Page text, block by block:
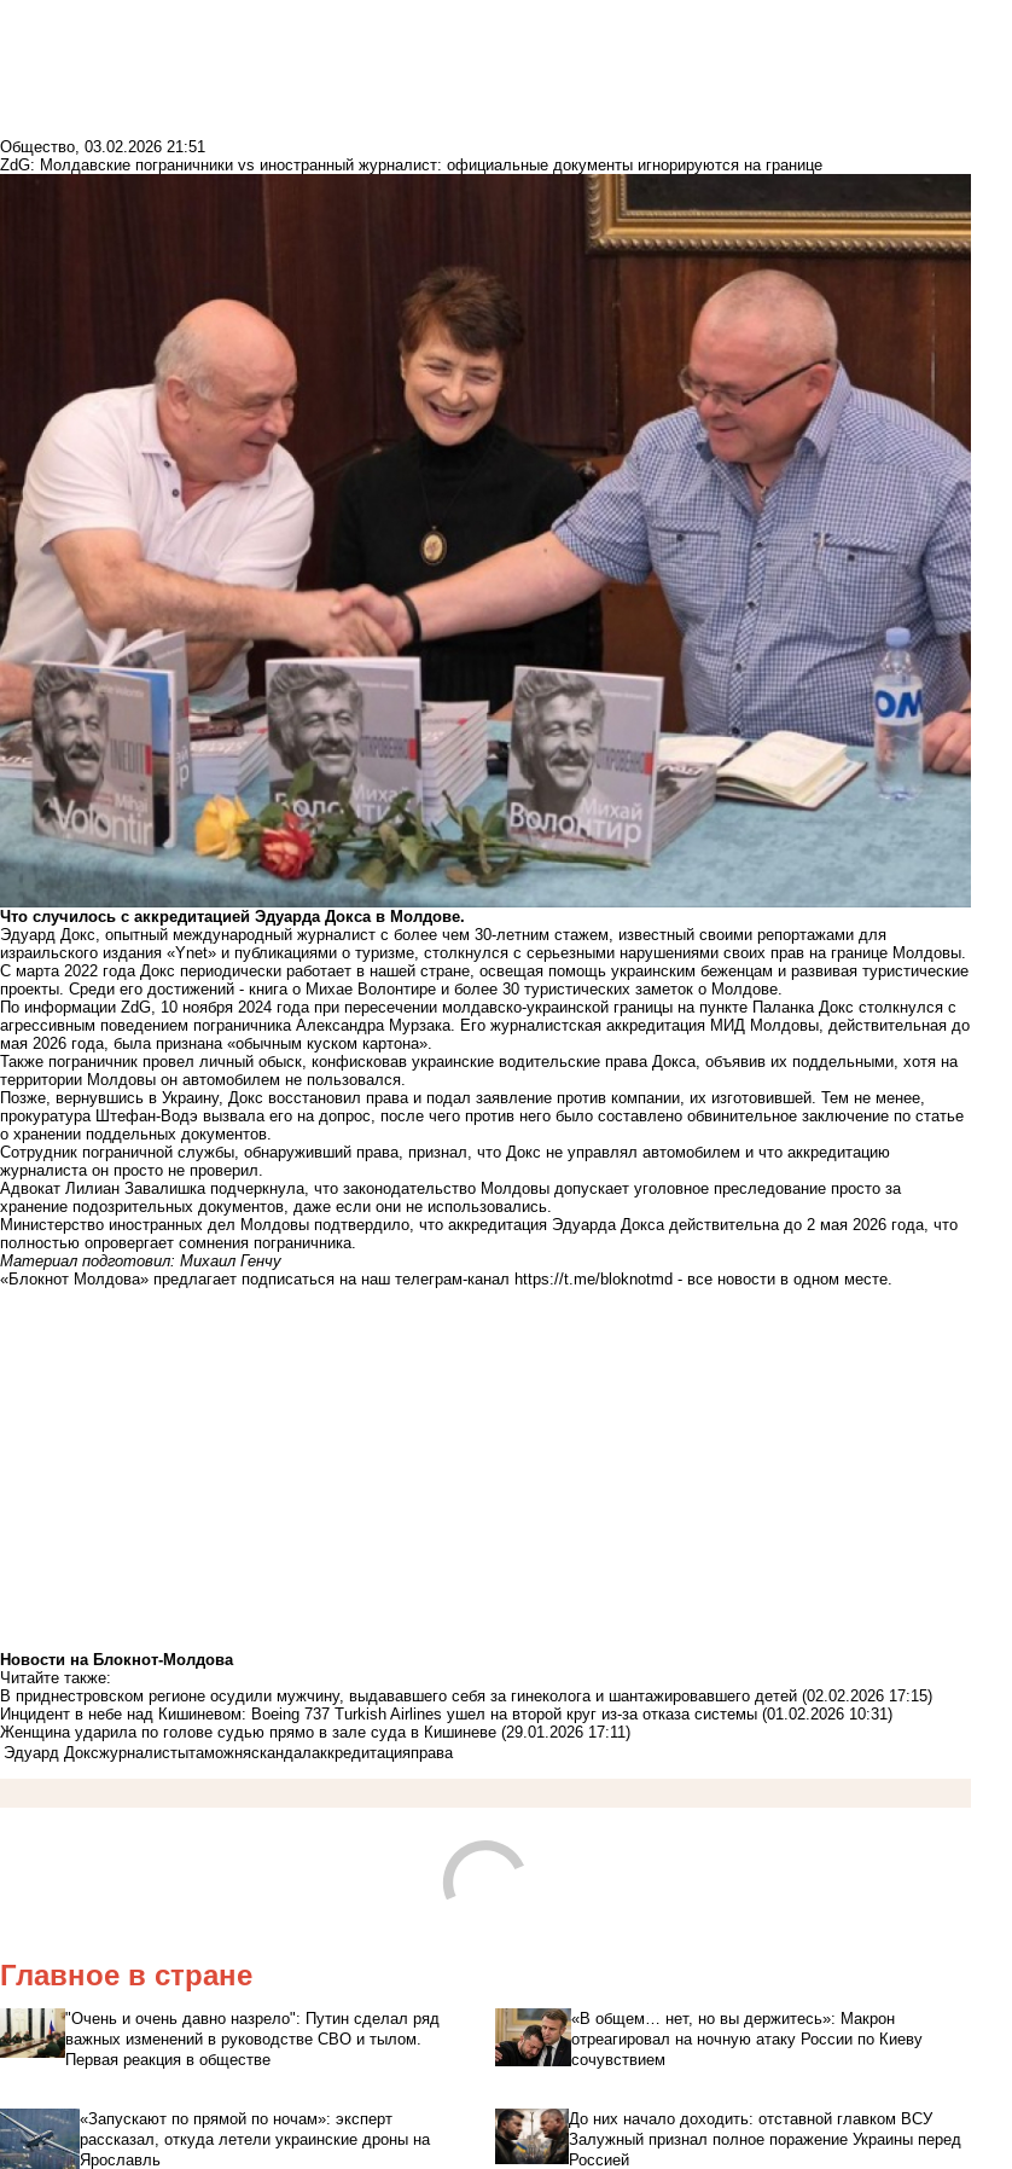
Общество, 03.02.2026 21:51
ZdG: Молдавские пограничники vs иностранный журналист: официальные документы игнорируются на границе
Что случилось с аккредитацией Эдуарда Докса в Молдове.
Эдуард Докс, опытный международный журналист с более чем 30-летним стажем, известный своими репортажами для
израильского издания «Ynet» и публикациями о туризме, столкнулся с серьезными нарушениями своих прав на границе Молдовы.
С марта 2022 года Докс периодически работает в нашей стране, освещая помощь украинским беженцам и развивая туристические
проекты. Среди его достижений - книга о Михае Волонтире и более 30 туристических заметок о Молдове.
По информации ZdG, 10 ноября 2024 года при пересечении молдавско-украинской границы на пункте Паланка Докс столкнулся с
агрессивным поведением пограничника Александра Мурзака. Его журналистская аккредитация МИД Молдовы, действительная до
мая 2026 года, была признана «обычным куском картона».
Также пограничник провел личный обыск, конфисковав украинские водительские права Докса, объявив их поддельными, хотя на
территории Молдовы он автомобилем не пользовался.
Позже, вернувшись в Украину, Докс восстановил права и подал заявление против компании, их изготовившей. Тем не менее,
прокуратура Штефан-Водэ вызвала его на допрос, после чего против него было составлено обвинительное заключение по статье
о хранении поддельных документов.
Сотрудник пограничной службы, обнаруживший права, признал, что Докс не управлял автомобилем и что аккредитацию
журналиста он просто не проверил.
Адвокат Лилиан Завалишка подчеркнула, что законодательство Молдовы допускает уголовное преследование просто за
хранение подозрительных документов, даже если они не использовались.
Министерство иностранных дел Молдовы подтвердило, что аккредитация Эдуарда Докса действительна до 2 мая 2026 года, что
полностью опровергает сомнения пограничника.
Материал подготовил: Михаил Генчу
«Блокнот Молдова» предлагает подписаться на наш телеграм-канал https://t.me/bloknotmd - все новости в одном месте.
Новости на Блoкнoт-Молдова
Читайте также:
В приднестровском регионе осудили мужчину, выдававшего себя за гинеколога и шантажировавшего детей (02.02.2026 17:15)
Инцидент в небе над Кишиневом: Boeing 737 Turkish Airlines ушел на второй круг из-за отказа системы (01.02.2026 10:31)
Женщина ударила по голове судью прямо в зале суда в Кишиневе (29.01.2026 17:11)
Эдуард Доксжурналистытаможняскандалаккредитацияправа
Главное в стране
"Очень и очень давно назрело": Путин сделал ряд
важных изменений в руководстве СВО и тылом.
Первая реакция в обществе
«В общем… нет, но вы держитесь»: Макрон
отреагировал на ночную атаку России по Киеву
сочувствием
«Запускают по прямой по ночам»: эксперт
рассказал, откуда летели украинские дроны на
Ярославль
До них начало доходить: отставной главком ВСУ
Залужный признал полное поражение Украины перед
Россией